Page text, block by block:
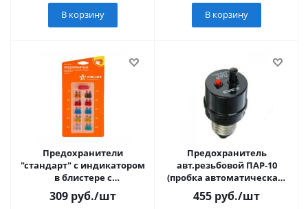
В корзину В корзину
Предохранители
"стандарт" с индикатором
в блистере с
экстрактором (10 шт. 5-
30А) (AFU-SL-05)
309 руб./шт
Предохранитель
авт.резьбовой ПАР-10
(пробка автоматическая)
КЭАЗ 100042
455 руб./шт